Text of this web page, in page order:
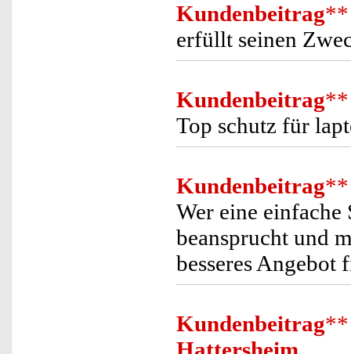
Kundenbeitrag**
erfüllt seinen
Kundenbeitrag**
Top schutz für
Kundenbeitrag**
Wer eine einfache
beansprucht und
besseres Angebot
Kundenbeitrag**